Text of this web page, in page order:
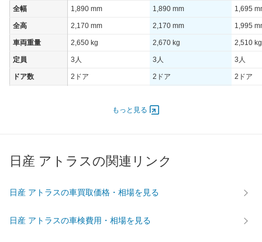
全幅 1,890 mm 1,890 mm 1,695
全高 2,170 mm 2,170 mm 1,995
車両重量 2,650 kg 2,670 kg 2,510 kg
定員 3人 3人 3人
ドア数 2ドア 2ドア 2ドア
最高トルク
過給機
後輪サイズ 205/75R16 205/
もっと見る
日産 アトラスの関連リンク
日産 アトラスの車買取価格・相場を見る
日産 アトラスの車検費用・相場を見る